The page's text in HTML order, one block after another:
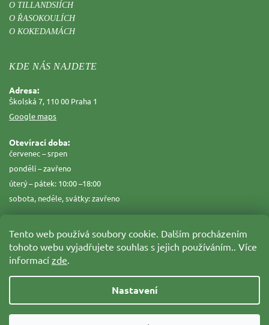
Tento web používá soubory cookie. Dalším procházením
tohoto webu vyjadřujete souhlas s jejich používáním.. Více
informací zde.
Nastavení
O TILLANDSIÍCH
O ŘASOKOULÍCH
O KOKEDAMÁCH
KDE NÁS NAJDETE
Adresa:
Školská 7, 110 00 Praha 1
Google maps
Otevírací doba:
červenec – srpen
pondělí – zavřeno
úterý – pátek: 10:00 –18:00
sobota, neděle, svátky: zavřeno
Zahrada na niti. Všechna práva vyhrazena.